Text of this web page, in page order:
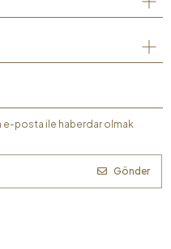
e-posta ile haberdar olmak
Gönder